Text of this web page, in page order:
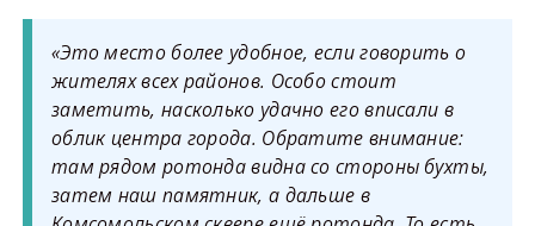
«Это место более удобное, если говорить о
жителях всех районов. Особо стоит
заметить, насколько удачно его вписали в
облик центра города. Обратите внимание:
там рядом ротонда видна со стороны бухты,
затем наш памятник, а дальше в